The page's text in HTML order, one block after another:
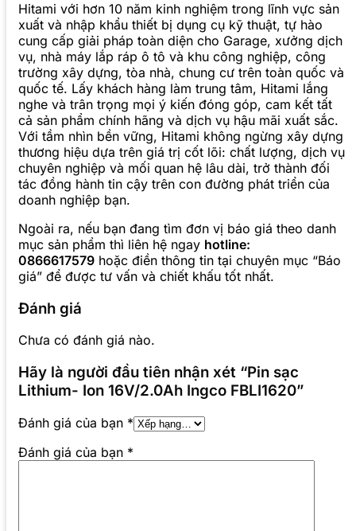
Hitami với hơn 10 năm kinh nghiệm trong lĩnh vực sản
xuất và nhập khẩu thiết bị dụng cụ kỹ thuật, tự hào
cung cấp giải pháp toàn diện cho Garage, xưởng dịch
vụ, nhà máy lắp ráp ô tô và khu công nghiệp, công
trường xây dựng, tòa nhà, chung cư trên toàn quốc và
quốc tế. Lấy khách hàng làm trung tâm, Hitami lắng
nghe và trân trọng mọi ý kiến đóng góp, cam kết tất
cả sản phẩm chính hãng và dịch vụ hậu mãi xuất sắc.
Với tầm nhìn bền vững, Hitami không ngừng xây dựng
thương hiệu dựa trên giá trị cốt lõi: chất lượng, dịch vụ
chuyên nghiệp và mối quan hệ lâu dài, trở thành đối
tác đồng hành tin cậy trên con đường phát triển của
doanh nghiệp bạn.
Ngoài ra, nếu bạn đang tìm đơn vị báo giá theo danh
mục sản phẩm thì liên hệ ngay hotline:
0866617579 hoặc điền thông tin tại chuyên mục “Báo
giá” để được tư vấn và chiết khấu tốt nhất.
Đánh giá
Chưa có đánh giá nào.
Hãy là người đầu tiên nhận xét “Pin sạc
Lithium- Ion 16V/2.0Ah Ingco FBLI1620”
Đánh giá của bạn *
Đánh giá của bạn *